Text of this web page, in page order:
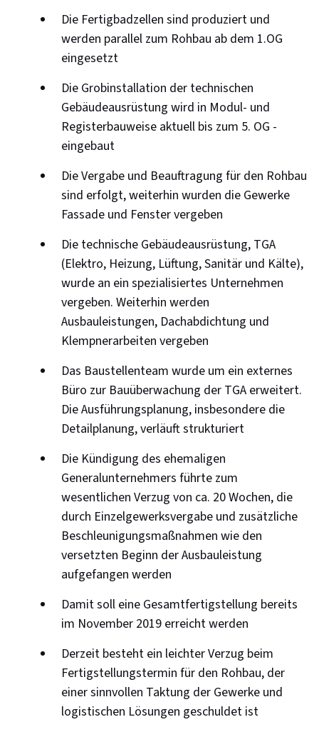
Die Fertigbadzellen sind produziert und
werden parallel zum Rohbau ab dem 1.OG
eingesetzt
Die Grobinstallation der technischen
Gebäudeausrüstung wird in Modul- und
Registerbauweise aktuell bis zum 5. OG -
eingebaut
Die Vergabe und Beauftragung für den Rohbau
sind erfolgt, weiterhin wurden die Gewerke
Fassade und Fenster vergeben
Die technische Gebäudeausrüstung, TGA
(Elektro, Heizung, Lüftung, Sanitär und Kälte),
wurde an ein spezialisiertes Unternehmen
vergeben. Weiterhin werden
Ausbauleistungen, Dachabdichtung und
Klempnerarbeiten vergeben
Das Baustellenteam wurde um ein externes
Büro zur Bauüberwachung der TGA erweitert.
Die Ausführungsplanung, insbesondere die
Detailplanung, verläuft strukturiert
Die Kündigung des ehemaligen
Generalunternehmers führte zum
wesentlichen Verzug von ca. 20 Wochen, die
durch Einzelgewerksvergabe und zusätzliche
Beschleunigungsmaßnahmen wie den
versetzten Beginn der Ausbauleistung
aufgefangen werden
Damit soll eine Gesamtfertigstellung bereits
im November 2019 erreicht werden
Derzeit besteht ein leichter Verzug beim
Fertigstellungstermin für den Rohbau, der
einer sinnvollen Taktung der Gewerke und
logistischen Lösungen geschuldet ist